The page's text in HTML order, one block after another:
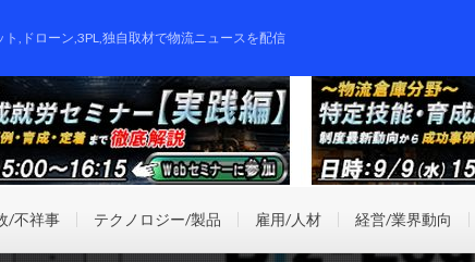
ト,ドローン,3PL,独自取材で物流ニュースを配信
/不祥事 テクノロジー/製品 雇用/人材 経営/業界動向